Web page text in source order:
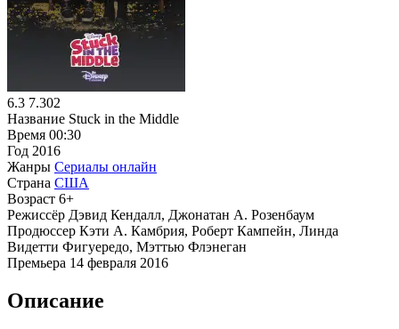
6.3 7.302
Название Stuck in the Middle
Время 00:30
Год 2016
Жанры Сериалы онлайн
Страна США
Возраст 6+
Режиссёр Дэвид Кендалл, Джонатан А. Розенбаум
Продюссер Кэти А. Камбрия, Роберт Кампейн, Линда
Видетти Фигуередо, Мэттью Флэнеган
Премьера 14 февраля 2016
Описание